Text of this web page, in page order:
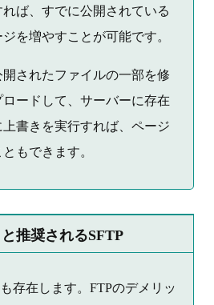
ば、すでに公開されている
を増やすことが可能です。
されたファイルの一部を修
ードして、サーバーに存在
書きを実行すれば、ページ
もできます。
推奨されるSFTP
存在します。FTPのデメリッ